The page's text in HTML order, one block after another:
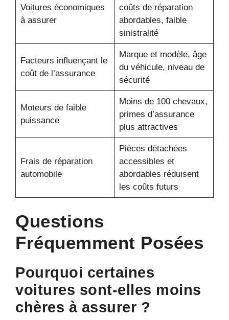
Voitures économiques
à assurer
coûts de réparation
abordables, faible
sinistralité
Facteurs influençant le
coût de l’assurance
Marque et modèle, âge
du véhicule, niveau de
sécurité
Moteurs de faible
puissance
Moins de 100 chevaux,
primes d’assurance
plus attractives
Frais de réparation
automobile
Pièces détachées
accessibles et
abordables réduisent
les coûts futurs
Questions
Fréquemment Posées
Pourquoi certaines
voitures sont-elles moins
chères à assurer ?